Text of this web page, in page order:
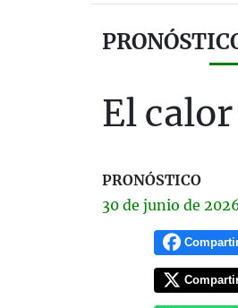
El
PRONÓSTICO
30 de junio de